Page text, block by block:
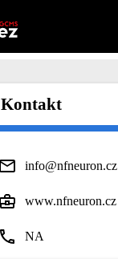
Kontakt
info@nfneuron.cz
www.nfneuron.cz
NA